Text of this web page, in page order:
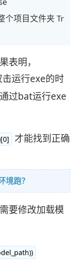
个项目文件夹 Tr
表明，
运行exe的时
过bat运行exe
才能找到正确
境跑？
要修改加载模